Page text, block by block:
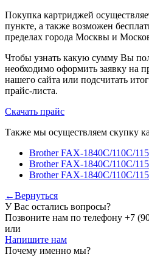
Покупка картриджей
пункте, а также возможен
пределах города Москвы и
Чтобы узнать какую сумму Вы
необходимо оформить заявку на
нашего сайта или подсчитать
прайс-листа.
Скачать прайс
Также мы осуществляем скупку
Brother FAX-1840C/110C/
Brother FAX-1840C/110C/
Brother FAX-1840C/110C/
←Вернуться
У Вас остались вопросы?
Позвоните нам по телефону +7
или
Напишите нам
Почему именно мы?